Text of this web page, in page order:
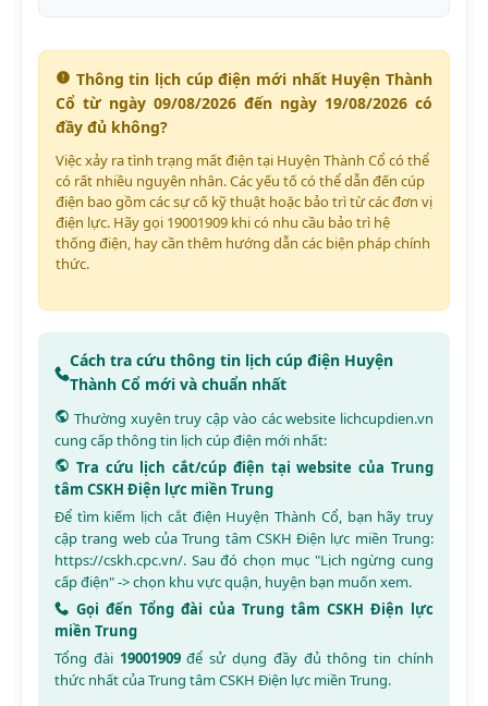
Thông tin lịch cúp điện mới nhất Huyện Thành
Cổ từ ngày 09/08/2026 đến ngày 19/08/2026 có
đầy đủ không?
Việc xảy ra tình trạng mất điện tại Huyện Thành Cổ có thể
có rất nhiều nguyên nhân. Các yếu tố có thể dẫn đến cúp
điện bao gồm các sự cố kỹ thuật hoặc bảo trì từ các đơn vị
điện lực. Hãy gọi 19001909 khi có nhu cầu bảo trì hệ
thống điện, hay cần thêm hướng dẫn các biện pháp chính
thức.
Cách tra cứu thông tin lịch cúp điện Huyện
Thành Cổ mới và chuẩn nhất
Thường xuyên truy cập vào các website lichcupdien.vn
cung cấp thông tin lịch cúp điện mới nhất:
Tra cứu lịch cắt/cúp điện tại website của Trung
tâm CSKH Điện lực miền Trung
Để tìm kiếm lịch cắt điện Huyện Thành Cổ, bạn hãy truy
cập trang web của Trung tâm CSKH Điện lực miền Trung:
https://cskh.cpc.vn/. Sau đó chọn mục "Lịch ngừng cung
cấp điện" -> chọn khu vực quận, huyện bạn muốn xem.
Gọi đến Tổng đài của Trung tâm CSKH Điện lực
miền Trung
Tổng đài 19001909để sử dụng đầy đủ thông tin chính
thức nhất của Trung tâm CSKH Điện lực miền Trung.